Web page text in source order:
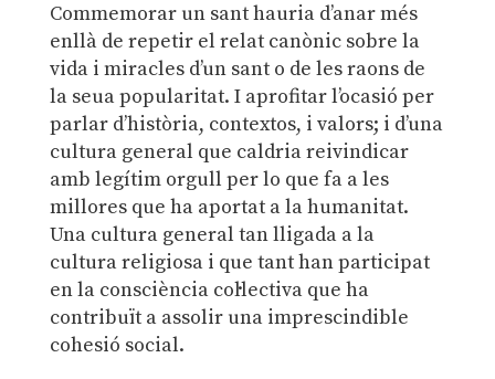
Commemorar un sant hauria d’anar més
enllà de repetir el relat canònic sobre la
vida i miracles d’un sant o de les raons de
la seua popularitat. I aprofitar l’ocasió per
parlar d’història, contextos, i valors; i d’una
cultura general que caldria reivindicar
amb legítim orgull per lo que fa a les
millores que ha aportat a la humanitat.
Una cultura general tan lligada a la
cultura religiosa i que tant han participat
en la consciència col·lectiva que ha
contribuït a assolir una imprescindible
cohesió social.